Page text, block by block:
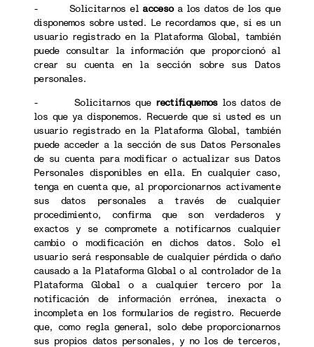
- Solicitarnos el accesoa los datos de los que
disponemos sobre usted. Le recordamos que, si es un
usuario registrado en la Plataforma Global, también
puede consultar la información que proporcionó al
crear su cuenta en la sección sobre sus Datos
personales.
- Solicitarnos que rectifiquemoslos datos de
los que ya disponemos. Recuerde que si usted es un
usuario registrado en la Plataforma Global, también
puede acceder a la sección de sus Datos Personales
de su cuenta para modificar o actualizar sus Datos
Personales disponibles en ella. En cualquier caso,
tenga en cuenta que, al proporcionarnos activamente
sus datos personales a través de cualquier
procedimiento, confirma que son verdaderos y
exactos y se compromete a notificarnos cualquier
cambio o modificación en dichos datos. Solo el
usuario será responsable de cualquier pérdida o daño
causado a la Plataforma Global o al controlador de la
Plataforma Global o a cualquier tercero por la
notificación de información errónea, inexacta o
incompleta en los formularios de registro. Recuerde
que, como regla general, solo debe proporcionarnos
sus propios datos personales, y no los de terceros,